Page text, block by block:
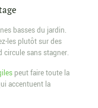
basses du jardin.
les plutôt sur des
circule sans stagner.
peut faire toute la
accentuent la